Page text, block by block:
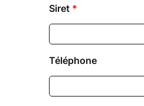
Siret *
Téléphone